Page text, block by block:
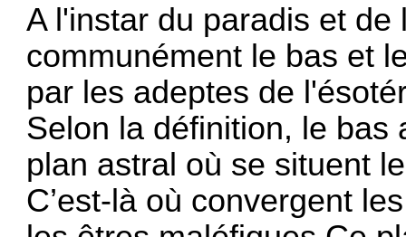
A l'instar du paradis et
communément le bas et
par les adeptes de
Selon la définition, le bas
plan astral où se situent
C’est-là où convergent